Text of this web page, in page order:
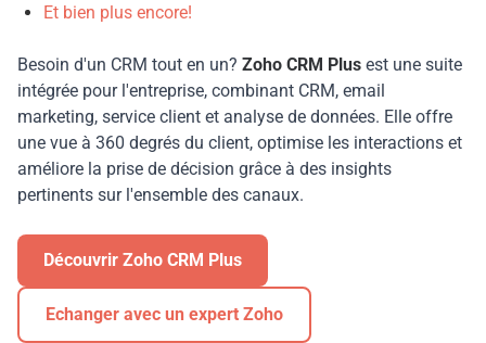
Et bien plus encore!
Besoin d'un CRM tout en un? Zoho CRM Plus est une suite
intégrée pour l'entreprise, combinant CRM, email
marketing, service client et analyse de données. Elle offre
une vue à 360 degrés du client, optimise les interactions et
améliore la prise de décision grâce à des insights
pertinents sur l'ensemble des canaux.
Découvrir Zoho CRM Plus
Echanger avec un expert Zoho